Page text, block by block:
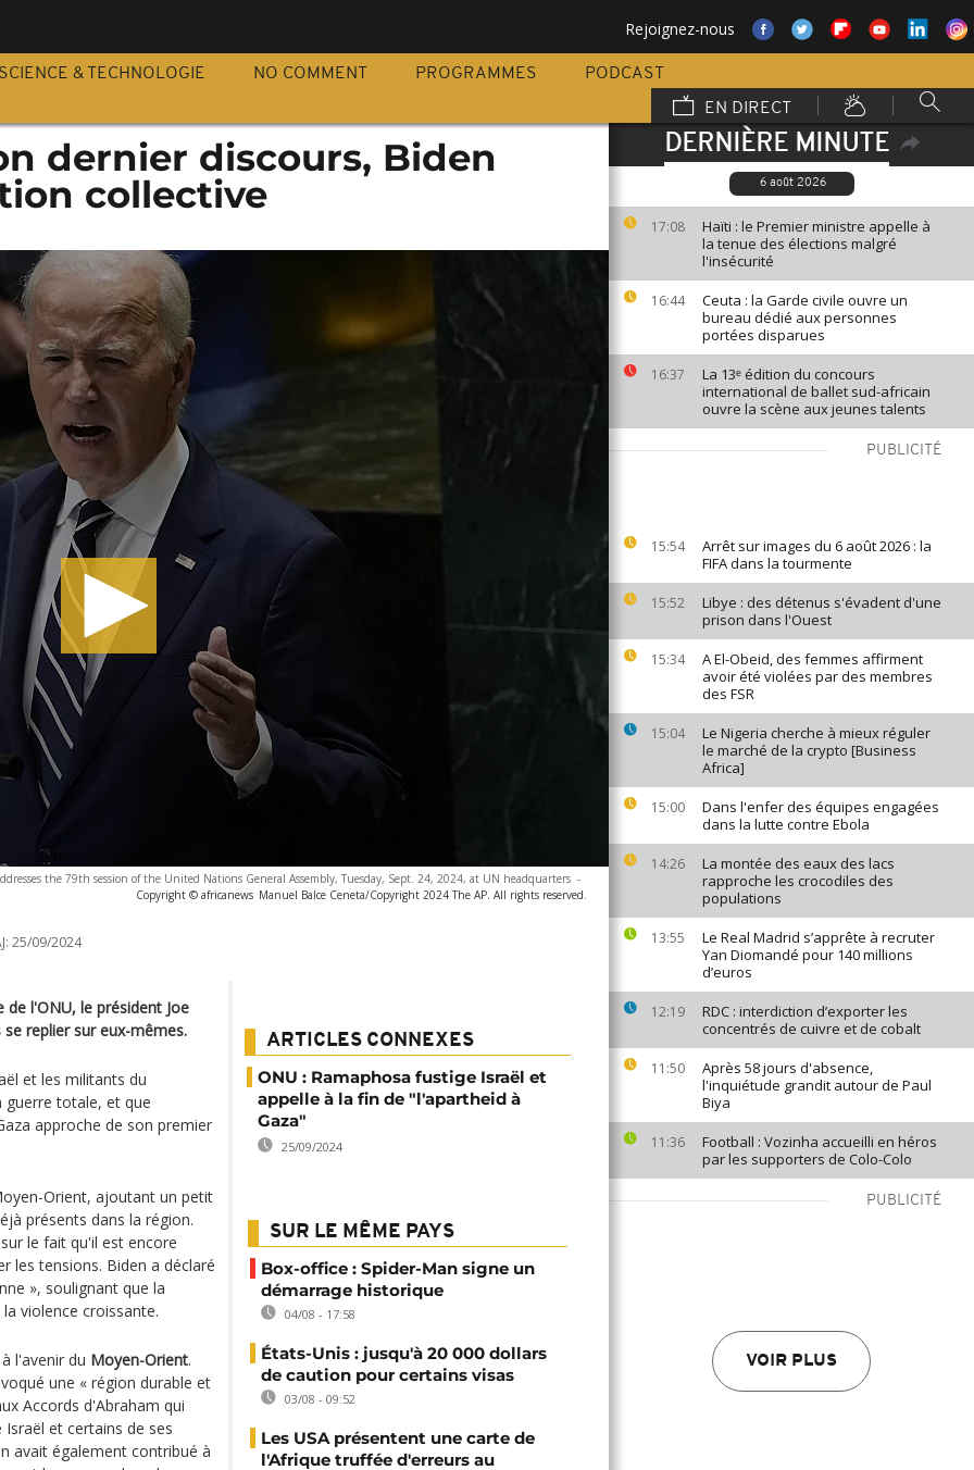
Rejoignez-nous
SCIENCE & TECHNOLOGIE NO COMMENT PROGRAMMES
PODCAST
EN DIRECT
DERNIÈRE MINUTE
6 août 2026
17:08
Haïti : le Premier ministre appelle à
la tenue des élections malgré
l'insécurité
16:44
Ceuta : la Garde civile ouvre un
bureau dédié aux personnes
portées disparues
16:37
La 13ᵉ édition du concours
international de ballet sud-africain
ouvre la scène aux jeunes talents
PUBLICITÉ
15:54
Arrêt sur images du 6 août 2026 : la
FIFA dans la tourmente
15:52
Libye : des détenus s'évadent d'une
prison dans l'Ouest
15:34
A El-Obeid, des femmes affirment
avoir été violées par des membres
des FSR
15:04
Le Nigeria cherche à mieux réguler
le marché de la crypto [Business
Africa]
15:00
Dans l'enfer des équipes engagées
dans la lutte contre Ebola
14:26
La montée des eaux des lacs
rapproche les crocodiles des
populations
13:55
Le Real Madrid s’apprête à recruter
Yan Diomandé pour 140 millions
d’euros
12:19
RDC : interdiction d’exporter les
concentrés de cuivre et de cobalt
11:50
Après 58 jours d'absence,
l'inquiétude grandit autour de Paul
Biya
11:36
Football : Vozinha accueilli en héros
par les supporters de Colo-Colo
PUBLICITÉ
VOIR PLUS
dernier discours, Biden
collective
the 79th session of the United Nations General Assembly, Tuesday, Sept. 24, 2024, at UN headquarters -
Copyright © africanews Manuel Balce Ceneta/Copyright 2024 The AP. All rights reserved.
25/09/2024
l'ONU, le président Joe
replier sur eux-mêmes.
et les militants du
guerre totale, et que
approche de son premier
Orient, ajoutant un petit
présents dans la région.
le fait qu'il est encore
les tensions. Biden a déclaré
», soulignant que la
violence croissante.
l'avenir du Moyen-Orient.
une « région durable et
Accords d'Abraham qui
et certains de ses
avait également contribué à
ARTICLES CONNEXES
ONU : Ramaphosa fustige Israël et
appelle à la fin de "l'apartheid à
Gaza"
25/09/2024
SUR LE MÊME PAYS
Box-office : Spider-Man signe un
démarrage historique
04/08 - 17:58
États-Unis : jusqu'à 20 000 dollars
de caution pour certains visas
03/08 - 09:52
Les USA présentent une carte de
l'Afrique truffée d'erreurs au